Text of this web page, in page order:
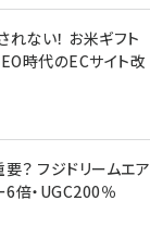
ない！ お米ギフト
時代のECサイト改
？ フジドリームエア
6倍・UGC200％